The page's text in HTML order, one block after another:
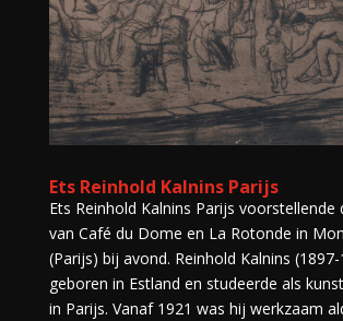
Ets Reinhold Kalnins Parijs
Ets Reinhold Kalnins Parijs voorstellende
van Café du Dome en La Rotonde in
(Parijs) bij avond. Reinhold Kalnins
geboren in Estland en studeerde als
in Parijs. Vanaf 1921 was hij werkzaam